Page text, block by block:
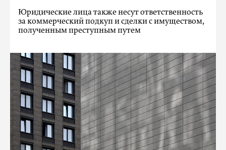
Юридические лица также несут ответственность
за коммерческий подкуп и сделки с имуществом,
полученным преступным путем